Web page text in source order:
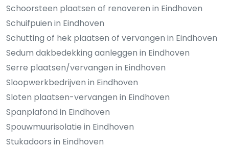
Schoorsteen plaatsen of renoveren in Eindhoven
Schuifpuien in Eindhoven
Schutting of hek plaatsen of vervangen in Eindhoven
Sedum dakbedekking aanleggen in Eindhoven
Serre plaatsen/vervangen in Eindhoven
Sloopwerkbedrijven in Eindhoven
Sloten plaatsen-vervangen in Eindhoven
Spanplafond in Eindhoven
Spouwmuurisolatie in Eindhoven
Stukadoors in Eindhoven